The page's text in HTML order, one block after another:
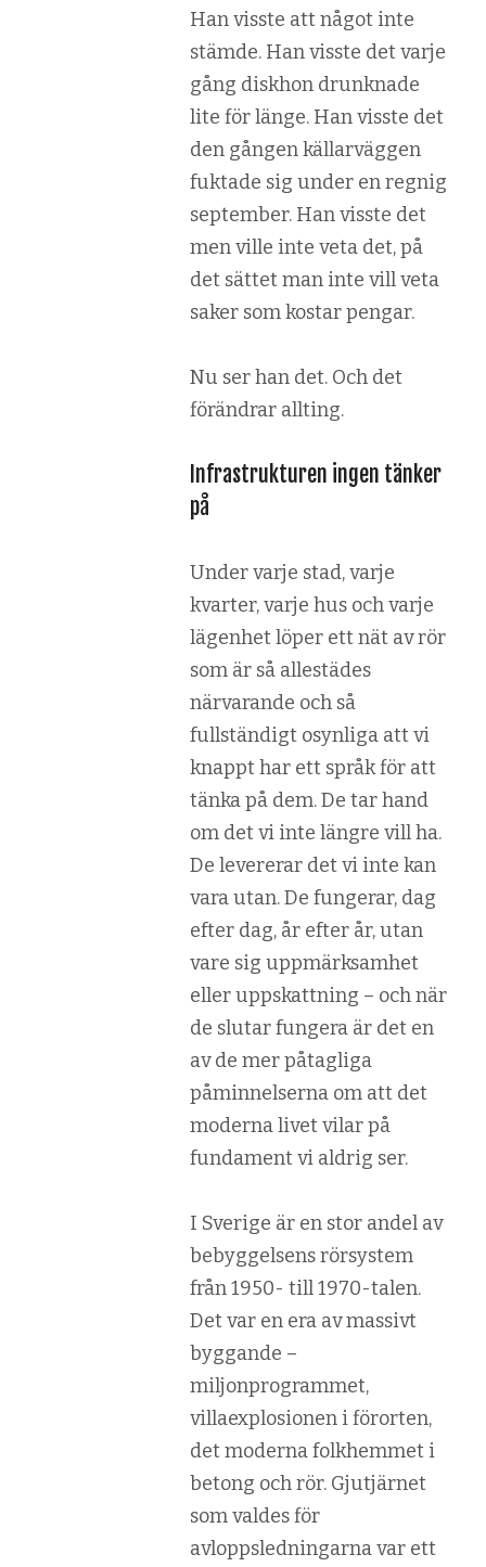
Han visste att något inte
stämde. Han visste det varje
gång diskhon drunknade
lite för länge. Han visste det
den gången källarväggen
fuktade sig under en regnig
september. Han visste det
men ville inte veta det, på
det sättet man inte vill veta
saker som kostar pengar.
Nu ser han det. Och det
förändrar allting.
Infrastrukturen ingen tänker
på
Under varje stad, varje
kvarter, varje hus och varje
lägenhet löper ett nät av rör
som är så allestädes
närvarande och så
fullständigt osynliga att vi
knappt har ett språk för att
tänka på dem. De tar hand
om det vi inte längre vill ha.
De levererar det vi inte kan
vara utan. De fungerar, dag
efter dag, år efter år, utan
vare sig uppmärksamhet
eller uppskattning – och när
de slutar fungera är det en
av de mer påtagliga
påminnelserna om att det
moderna livet vilar på
fundament vi aldrig ser.
I Sverige är en stor andel av
bebyggelsens rörsystem
från 1950- till 1970-talen.
Det var en era av massivt
byggande –
miljonprogrammet,
villaexplosionen i förorten,
det moderna folkhemmet i
betong och rör. Gjutjärnet
som valdes för
avloppsledningarna var ett